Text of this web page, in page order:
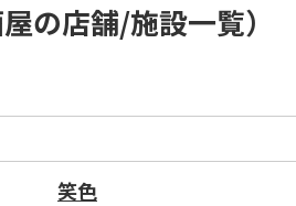
の店舗/施設一覧）
笑色